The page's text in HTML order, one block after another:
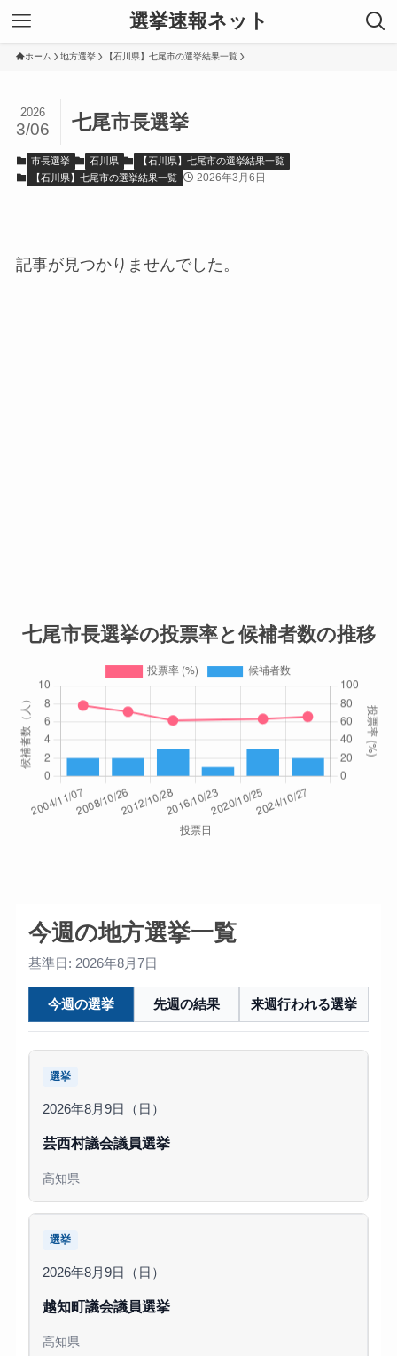
選挙速報ネット
ホーム 地方選挙 【石川県】七尾市の選挙結果一覧
七尾市長選挙
2026
3/06
市長選挙 石川県
【石川県】七尾市の選挙結果一覧
【石川県】七尾市の選挙結果一覧
2026年3月6日
記事が見つかりませんでした。
七尾市長選挙の投票率と候補者数の推移
今週の地方選挙一覧
基準日: 2026年8月7日
今週の選挙 先週の結果 来週行われる選挙
選挙
2026年8月9日（日）
芸西村議会議員選挙
高知県
選挙
2026年8月9日（日）
越知町議会議員選挙
高知県